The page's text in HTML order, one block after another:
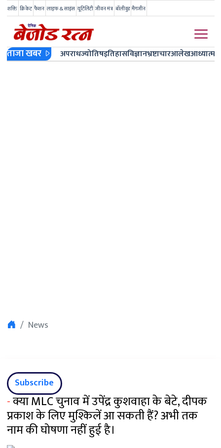
शक्ति क्रिकेट फैशन लाइफ & साइंस यूटिलिटी जीवन मंत्र बॉलीवुड मैगजीन
ताजा खबर अपराधज्योतिषइतिहासविज्ञानभ्रष्टाचारआलेखआध्यात्म
News
Subscribe
-क्या MLC चुनाव में उपेंद्र कुशवाहा के बेटे, दीपक
प्रकाश के लिए मुश्किलें आ सकती हैं? अभी तक
नाम की घोषणा नहीं हुई है।